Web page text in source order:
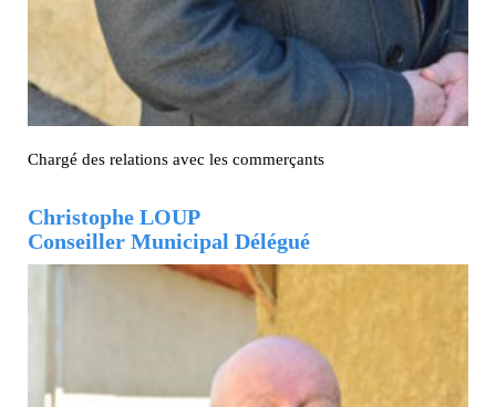
Chargé des relations avec les commerçants
Christophe LOUP
Conseiller Municipal Délégué